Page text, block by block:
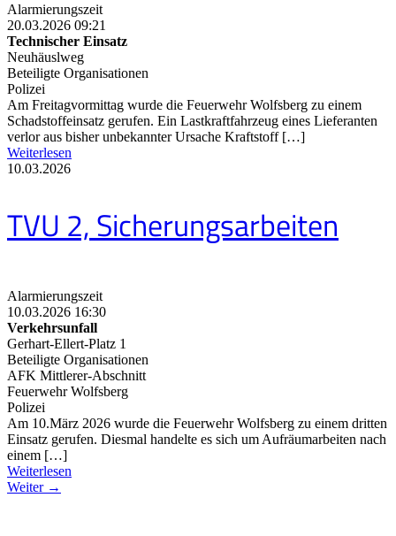
Alarmierungszeit
20.03.2026 09:21
Technischer Einsatz
Neuhäuslweg
Beteiligte Organisationen
Polizei
Am Freitagvormittag wurde die Feuerwehr Wolfsberg zu einem
Schadstoffeinsatz gerufen. Ein Lastkraftfahrzeug eines Lieferanten
verlor aus bisher unbekannter Ursache Kraftstoff […]
Weiterlesen
10.03.2026
TVU 2, Sicherungsarbeiten
Alarmierungszeit
10.03.2026 16:30
Verkehrsunfall
Gerhart-Ellert-Platz 1
Beteiligte Organisationen
AFK Mittlerer-Abschnitt
Feuerwehr Wolfsberg
Polizei
Am 10.März 2026 wurde die Feuerwehr Wolfsberg zu einem dritten
Einsatz gerufen. Diesmal handelte es sich um Aufräumarbeiten nach
einem […]
Weiterlesen
Weiter →